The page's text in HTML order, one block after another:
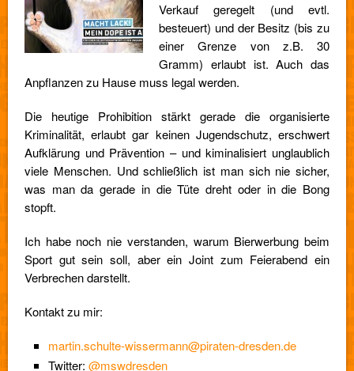
Verkauf geregelt (und evtl.
besteuert) und der Besitz (bis zu
einer Grenze von z.B. 30
Gramm) erlaubt ist. Auch das
Anpflanzen zu Hause muss legal werden.
Die heutige Prohibition stärkt gerade die organisierte
Kriminalität, erlaubt gar keinen Jugendschutz, erschwert
Aufklärung und Prävention – und kiminalisiert unglaublich
viele Menschen. Und schließlich ist man sich nie sicher,
was man da gerade in die Tüte dreht oder in die Bong
stopft.
Ich habe noch nie verstanden, warum Bierwerbung beim
Sport gut sein soll, aber ein Joint zum Feierabend ein
Verbrechen darstellt.
Kontakt zu mir:
martin.schulte-wissermann@piraten-dresden.de
Twitter: @mswdresden